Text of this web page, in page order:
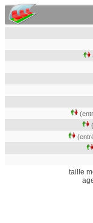
taille